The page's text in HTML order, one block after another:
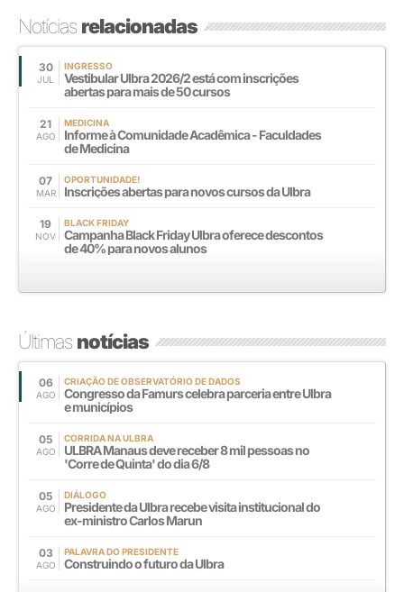
Notíciasrelacionadas
30
JUL
INGRESSO
Vestibular Ulbra 2026/2 está com inscrições
abertas para mais de 50 cursos
21
AGO
MEDICINA
Informe à Comunidade Acadêmica - Faculdades
de Medicina
07
MAR
OPORTUNIDADE!
Inscrições abertas para novos cursos da Ulbra
19
NOV
BLACK FRIDAY
Campanha Black Friday Ulbra oferece descontos
de 40% para novos alunos
Últimasnotícias
06
AGO
CRIAÇÃO DE OBSERVATÓRIO DE DADOS
Congresso da Famurs celebra parceria entre Ulbra
e municípios
05
AGO
CORRIDA NA ULBRA
ULBRA Manaus deve receber 8 mil pessoas no
'Corre de Quinta' do dia 6/8
05
AGO
DIÁLOGO
Presidente da Ulbra recebe visita institucional do
ex-ministro Carlos Marun
03
AGO
PALAVRA DO PRESIDENTE
Construindo o futuro da Ulbra